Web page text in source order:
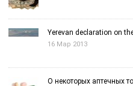
Yerevan declaration on
16 Мар 2013
О некоторых аптечных